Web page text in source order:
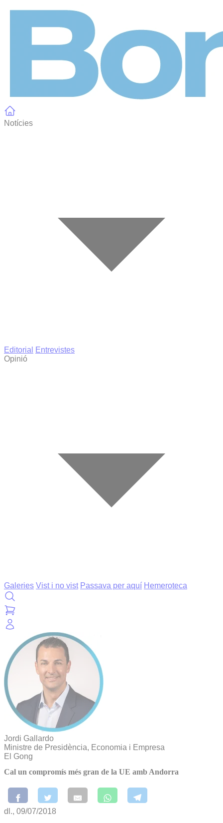
Notícies
Editorial
Entrevistes
Opinió
Galeries Vist i no vist Passava per aquí Hemeroteca
Jordi Gallardo
Ministre de Presidència, Economia i Empresa
El Gong
Cal un compromís més gran de la UE amb Andorra
dl., 09/07/2018